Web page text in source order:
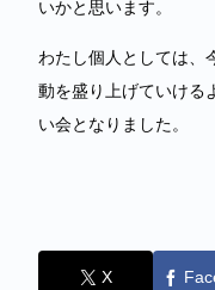
いかと思います。
わたし個人としては、
動を盛り上げていける
い会となりました。
X